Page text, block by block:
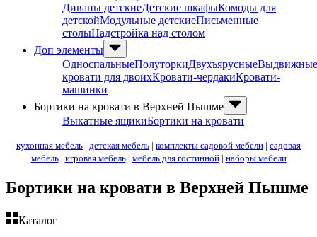
Диваны детскиеДетские шкафыКомоды для
детскойМодульные детскиеПисьменные
столыНадстройка над столом
Доп элементы
ОдноспальныеПолуторкиДвухъярусныеВыдвижные
кровати для двоихКровати-чердакиКровати-
машинки
Бортики на кровати в Верхней Пышме
Выкатные ящикиБортики на кровати
кухонная мебель | детская мебель | комплекты садовой мебели | садовая
мебель| игровая мебель| мебель для гостинной| наборы мебели
Бортики на кровати в Верхней Пышме
Каталог